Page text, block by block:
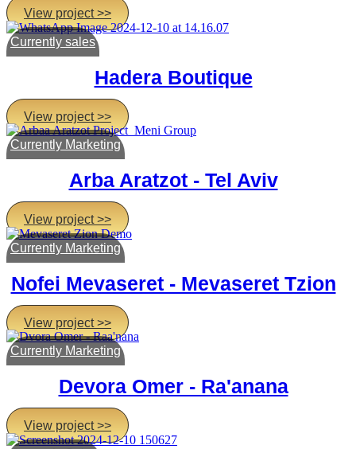
View project >>
Currently sales
Hadera Boutique
View project >>
Currently Marketing
Arba Aratzot - Tel Aviv
View project >>
Currently Marketing
Nofei Mevaseret - Mevaseret Tzion
View project >>
Currently Marketing
Devora Omer - Ra'anana
View project >>